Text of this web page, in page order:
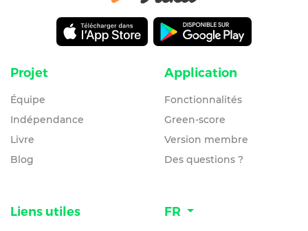
Projet
Équipe
Indépendance
Livre
Blog
Application
Fonctionnalités
Green-score
Version membre
Des questions ?
Liens utiles FR